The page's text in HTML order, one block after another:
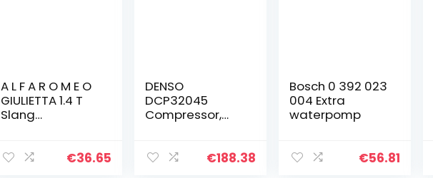
A L F A R O M E O
GIULIETTA 1.4 T
Slang
50517519-
€36.65
DENSO
DCP32045
Compressor,
€188.38
Bosch 0 392 023
004 Extra
waterpomp
€56.81